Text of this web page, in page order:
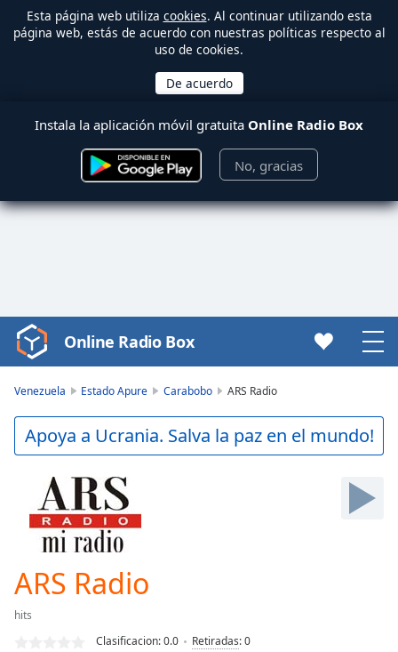
Esta página web utiliza cookies. Al continuar utilizando esta
página web, estás de acuerdo con nuestras políticas respecto al
uso de cookies.
Instala la aplicación móvil gratuita Online Radio Box
No, gracias
Video
Player
Play
Video
Backward
Skip
Forward
Current
Time 0:00
Online Radio Box
Venezuela Estado Apure Carabobo ARS Radio
Apoya a Ucrania. Salva la paz en el mundo!
ARS Radio
hits
Clasificacion:0.0 Retiradas:0